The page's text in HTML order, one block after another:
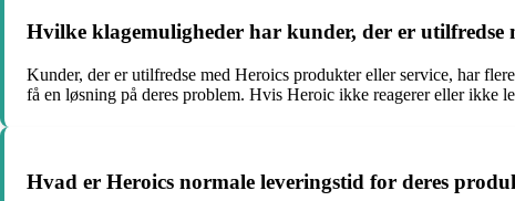
Hvilke klagemuligheder har kunder, der er utilfredse
Kunder, der er utilfredse med Heroics produkter eller service, har
få en løsning på deres problem. Hvis Heroic ikke reagerer eller ikke
Hvad er Heroics normale leveringstid for deres